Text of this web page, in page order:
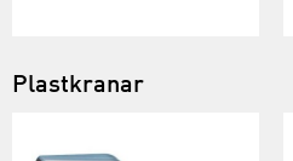
Plastkranar